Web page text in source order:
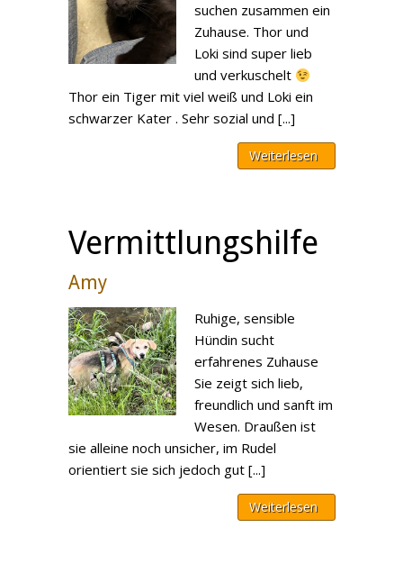
suchen zusammen ein
Zuhause. Thor und
Loki sind super lieb
und verkuschelt
Thor ein Tiger mit viel weiß und Loki ein
schwarzer Kater . Sehr sozial und [...]
Weiterlesen
Vermittlungshilfe
Amy
Ruhige, sensible
Hündin sucht
erfahrenes Zuhause
Sie zeigt sich lieb,
freundlich und sanft im
Wesen. Draußen ist
sie alleine noch unsicher, im Rudel
orientiert sie sich jedoch gut [...]
Weiterlesen